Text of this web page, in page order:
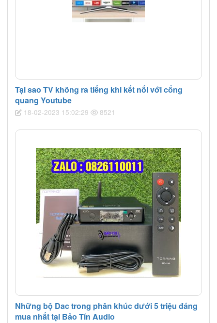
Tại sao TV không ra tiếng khi kết nối với cổng
quang Youtube
18-02-2023 15:02:29 8521
Những bộ Dac trong phân khúc dưới 5 triệu đáng
mua nhất tại Bảo Tín Audio